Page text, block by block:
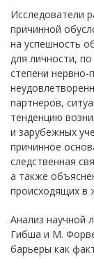
Исследователи
причинной
на успешность
для личности,
степени нервно-
партнеров,
тенденцию
и зарубежных
причинное
следственная
а также
происходящих в
Анализ научной
Гибша и М.
барьеры как